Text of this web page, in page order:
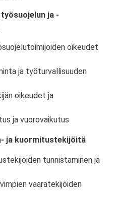
ja -
oikeudet
ja työturvallisuuden
oikeudet ja
ja vuorovaikutus
ja kuormitustekijöitä
tunnistaminen ja
vaaratekijöiden